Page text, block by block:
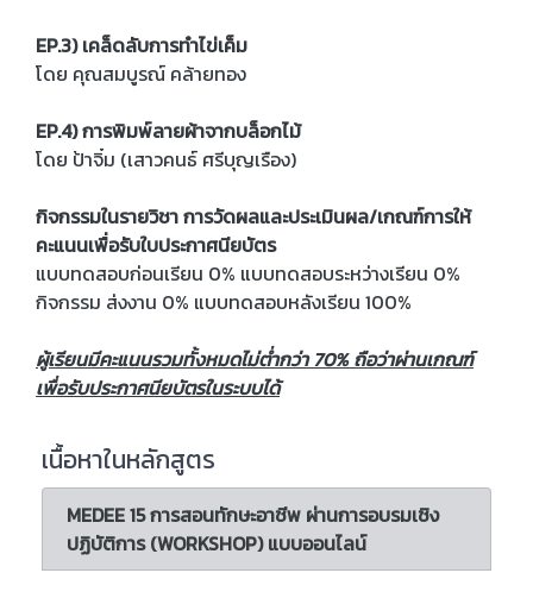
EP.3) เคล็ดลับการทำไข่เค็ม
โดย คุณสมบูรณ์ คล้ายทอง
EP.4) การพิมพ์ลายผ้าจากบล็อกไม้
โดย ป้าจิ๋ม (เสาวคนธ์ ศรีบุญเรือง)
กิจกรรมในรายวิชา การวัดผลและประเมินผล/เกณฑ์การให้
คะแนนเพื่อรับใบประกาศนียบัตร
แบบทดสอบก่อนเรียน 0% แบบทดสอบระหว่างเรียน 0%
กิจกรรม ส่งงาน 0% แบบทดสอบหลังเรียน 100%
ผู้เรียนมีคะแนนรวมทั้งหมดไม่ต่ำกว่า 70% ถือว่าผ่านเกณฑ์
เพื่อรับประกาศนียบัตรในระบบได้
เนื้อหาในหลักสูตร
MEDEE 15 การสอนทักษะอาชีพ ผ่านการอบรมเชิง
ปฏิบัติการ (WORKSHOP) แบบออนไลน์